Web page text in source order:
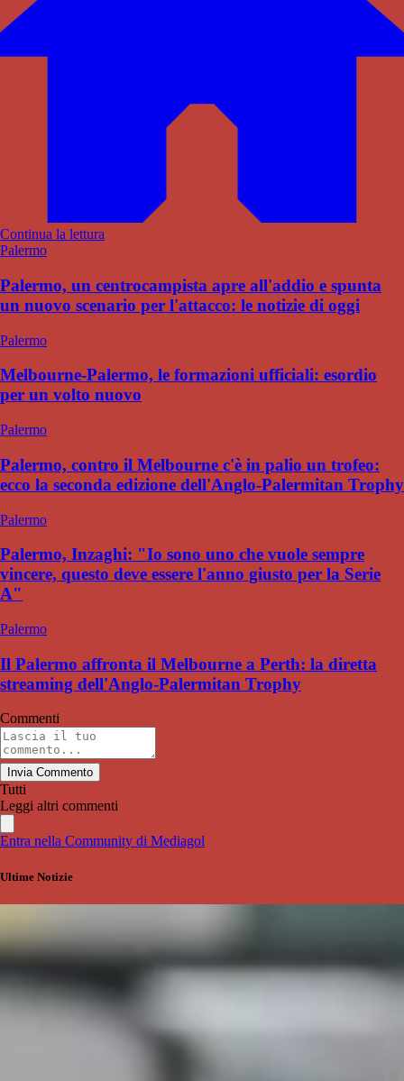
Continua la lettura
Palermo
Palermo, un centrocampista apre all'addio e spunta
un nuovo scenario per l'attacco: le notizie di oggi
Palermo
Melbourne-Palermo, le formazioni ufficiali: esordio
per un volto nuovo
Palermo
Palermo, contro il Melbourne c'è in palio un trofeo:
ecco la seconda edizione dell'Anglo-Palermitan Trophy
Palermo
Palermo, Inzaghi: "Io sono uno che vuole sempre
vincere, questo deve essere l'anno giusto per la Serie
A"
Palermo
Il Palermo affronta il Melbourne a Perth: la diretta
streaming dell'Anglo-Palermitan Trophy
Commenti
Invia Commento
Tutti
Leggi altri commenti
Entra nella Community di Mediagol
Ultime Notizie